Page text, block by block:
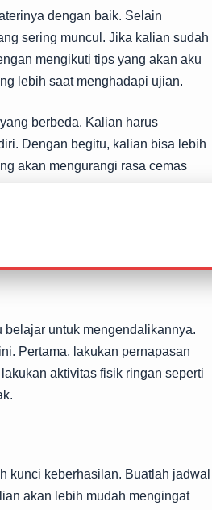
dengan baik. Selain
sering muncul. Jika kalian sudah
mengikuti tips yang akan aku
lebih saat menghadapi ujian.
berbeda. Kalian harus
Dengan begitu, kalian bisa lebih
akan mengurangi rasa cemas
langsung saja kita pelajari
untuk mengendalikannya.
Pertama, lakukan pernapasan
aktivitas fisik ringan seperti
kunci keberhasilan. Buatlah jadwal
akan lebih mudah mengingat